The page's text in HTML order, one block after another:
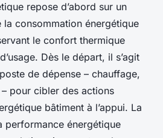
repose d’abord sur un
consommation énergétique
le confort thermique
Dès le départ, il s’agit
de dépense – chauffage,
pour cibler des actions
bâtiment à l’appui. La
performance énergétique